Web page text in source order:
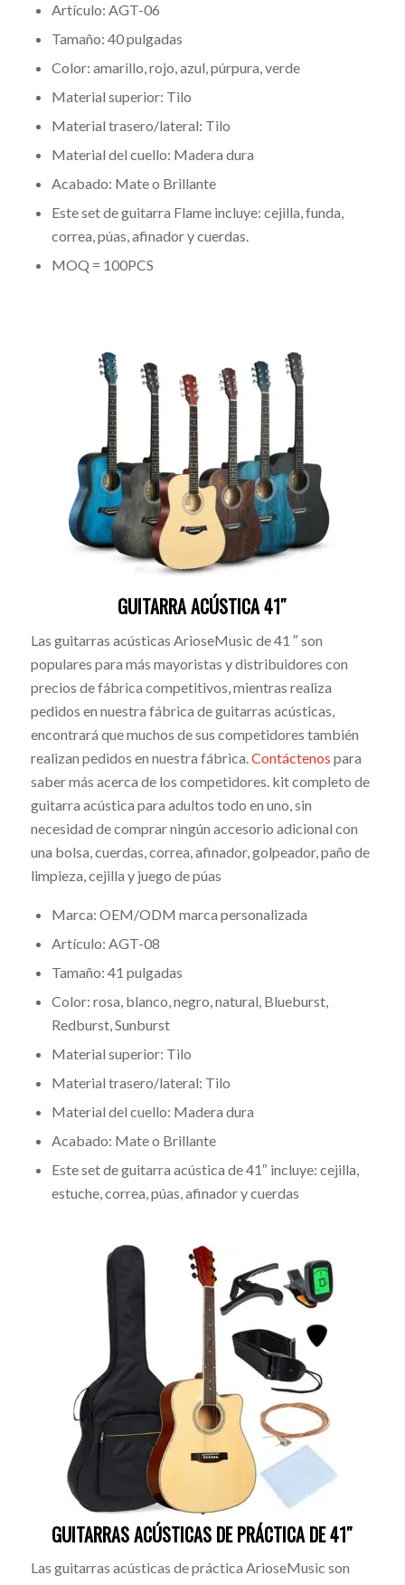
Artículo: AGT-06
Tamaño: 40 pulgadas
Color: amarillo, rojo, azul, púrpura, verde
Material superior: Tilo
Material trasero/lateral: Tilo
Material del cuello: Madera dura
Acabado: Mate o Brillante
Este set de guitarra Flame incluye: cejilla, funda,
correa, púas, afinador y cuerdas.
MOQ = 100PCS
GUITARRA ACÚSTICA 41″
Las guitarras acústicas ArioseMusic de 41 ″ son
populares para más mayoristas y distribuidores con
precios de fábrica competitivos, mientras realiza
pedidos en nuestra fábrica de guitarras acústicas,
encontrará que muchos de sus competidores también
realizan pedidos en nuestra fábrica.Contáctenos para
saber más acerca de los competidores. kit completo de
guitarra acústica para adultos todo en uno, sin
necesidad de comprar ningún accesorio adicional con
una bolsa, cuerdas, correa, afinador, golpeador, paño de
limpieza, cejilla y juego de púas
Marca: OEM/ODM marca personalizada
Artículo: AGT-08
Tamaño: 41 pulgadas
Color: rosa, blanco, negro, natural, Blueburst,
Redburst, Sunburst
Material superior: Tilo
Material trasero/lateral: Tilo
Material del cuello: Madera dura
Acabado: Mate o Brillante
Este set de guitarra acústica de 41″ incluye: cejilla,
estuche, correa, púas, afinador y cuerdas
GUITARRAS ACÚSTICAS DE PRÁCTICA DE 41″
Las guitarras acústicas de práctica ArioseMusic son